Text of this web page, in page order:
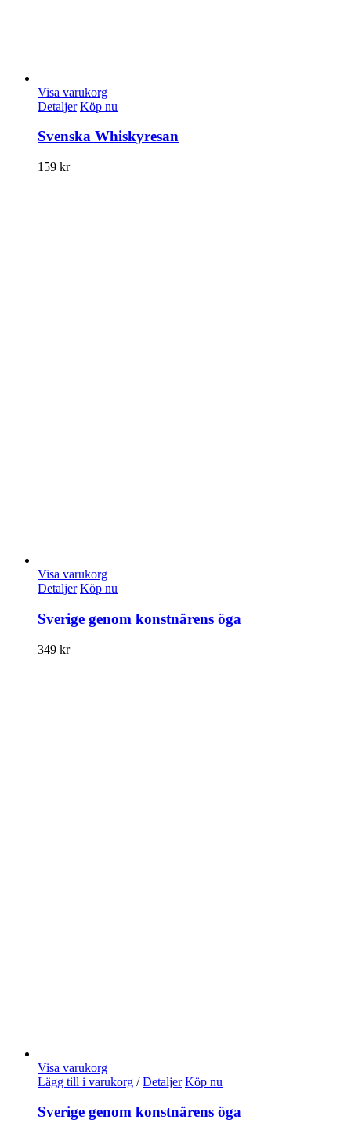
Visa varukorg
Detaljer Köp nu
Svenska Whiskyresan
159 kr
Visa varukorg
Detaljer Köp nu
Sverige genom konstnärens öga
349 kr
Visa varukorg
Lägg till i varukorg / Detaljer Köp nu
Sverige genom konstnärens öga